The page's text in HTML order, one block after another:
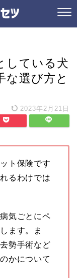
している犬
な選び方と
2023年2月21日
ト保険です
るわけでは
気ごとにペ
ます。ま
勢手術など
かについて